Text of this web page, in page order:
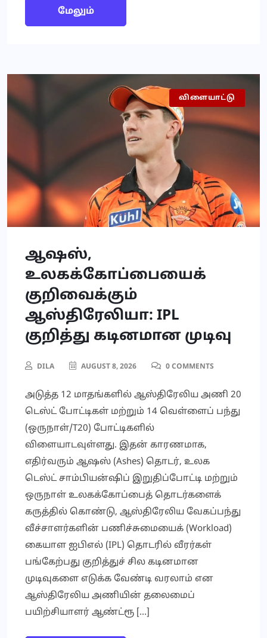
மேலும்
செய்தி
விளையாட்டு
ஆஷஸ்,
உலகக்கோப்பையைக்
குறிவைக்கும்
ஆஸ்திரேலியா: IPL
குறித்து கடினமான முடிவு
DILA AUGUST 8, 2026 0 COMMENTS
அடுத்த 12 மாதங்களில் ஆஸ்திரேலிய அணி 20
டெஸ்ட் போட்டிகள் மற்றும் 14 வெள்ளைப் பந்து
(ஒருநாள்/T20) போட்டிகளில்
விளையாடவுள்ளது. இதன் காரணமாக,
எதிர்வரும் ஆஷஸ் (Ashes) தொடர், உலக
டெஸ்ட் சாம்பியன்ஷிப் இறுதிப்போட்டி மற்றும்
ஒருநாள் உலகக்கோப்பைத் தொடர்களைக்
கருத்தில் கொண்டு, ஆஸ்திரேலிய வேகப்பந்து
வீச்சாளர்களின் பணிச்சுமையைக் (Workload)
கையாள ஐபிஎல் (IPL) தொடரில் வீரர்கள்
பங்கேற்பது குறித்துச் சில கடினமான
முடிவுகளை எடுக்க வேண்டி வரலாம் என
ஆஸ்திரேலிய அணியின் தலைமைப்
பயிற்சியாளர் ஆண்ட்ரூ […]